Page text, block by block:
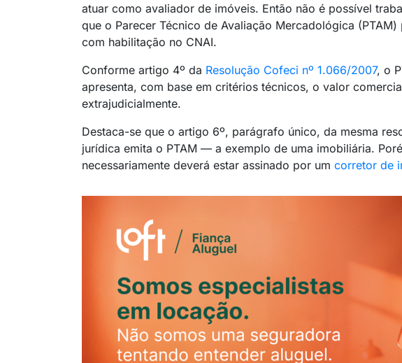
atuar como avaliador de imóveis. Então não é possível
que o Parecer Técnico de Avaliação Mercadológica
com habilitação no CNAI.
Conforme artigo 4º da Resolução Cofeci nº 1.066/2007, o
apresenta, com base em critérios técnicos, o valor
extrajudicialmente.
Destaca-se que o artigo 6º, parágrafo único, da mesma
jurídica emita o PTAM — a exemplo de uma imobiliária.
necessariamente deverá estar assinado por um corretor de